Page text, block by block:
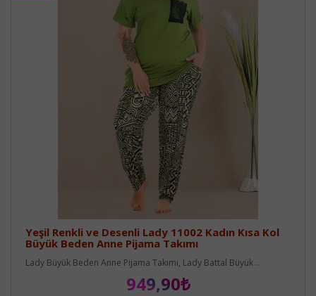
Yeşil Renkli ve Desenli Lady 11002 Kadın Kısa Kol
Büyük Beden Anne Pijama Takımı
Lady Büyük Beden Anne Pijama Takımı, Lady Battal Büyük ..
949,90₺